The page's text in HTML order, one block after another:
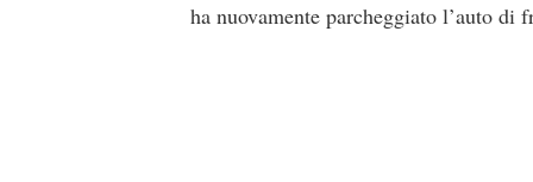
ha nuovamente parcheggiato l’auto di